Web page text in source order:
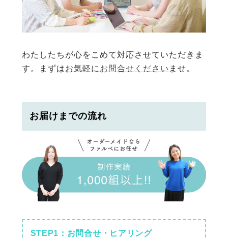
わたしたちが心をこめて対応させていただきま
す。まずはお気軽にお問合せください ませ。
お届けまでの流れ
STEP1：お問合せ・ヒアリング